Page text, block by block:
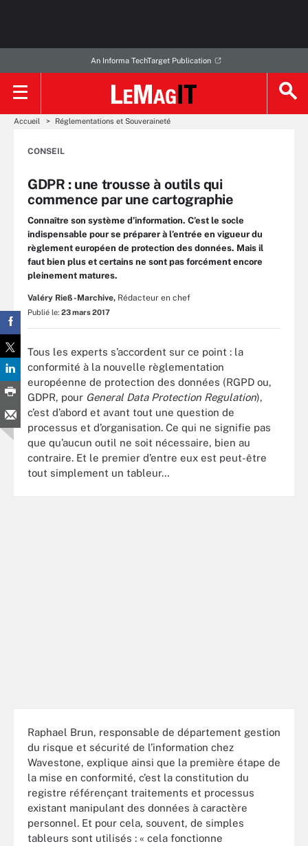
An Informa TechTarget Publication
Accueil Réglementations et Souveraineté
CONSEIL
GDPR : une trousse à outils qui
commence par une cartographie
Connaître son système d’information. C’est le socle
indispensable pour se préparer à l’entrée en vigueur du
règlement européen de protection des données. Mais il
faut bien plus et certains ne sont pas forcément encore
pleinement matures.
Valéry Rieß-Marchive, Rédacteur en chef
Publié le: 23 mars 2017
Tous les experts s’accordent sur ce point : la
conformité à la nouvelle règlementation
européenne de protection des données (RGPD ou,
GDPR, pour General Data Protection Regulation),
c’est d’abord et avant tout une question de
processus et d’organisation. Ce qui ne signifie pas
que qu’aucun outil ne soit nécessaire, bien au
contraire. Et le premier d’entre eux est peut-être
tout simplement un tableur…
Raphael Brun, responsable de département gestion
du risque et sécurité de l’information chez
Wavestone, explique ainsi que la première étape de
la mise en conformité, c’est la constitution du
registre référençant traitements et processus
existant manipulant des données à caractère
personnel. Et pour cela, souvent, de simples
tableurs sont utilisés : « cela fonctionne